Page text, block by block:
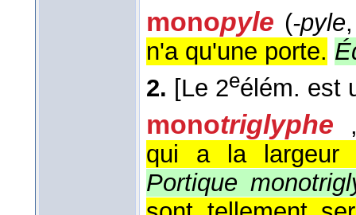
monopyle (-pyle
n'a qu'une porte.
2. [Le 2eélém. est
monotriglyphe
qui a la largeur
Portique